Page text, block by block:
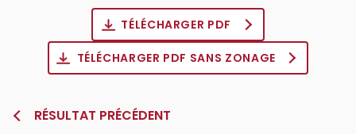
TÉLÉCHARGER PDF
TÉLÉCHARGER PDF SANS ZONAGE
RÉSULTAT PRÉCÉDENT